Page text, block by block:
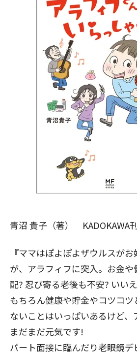
青沼 貴子（著） KADOKAWA
『ママはぽよぽよザウルスが
が、アラフィフに突入。お金
配? 忍び寄る老後も不安? いい
もちろん健康や貯金やコツコ
ないことはいっぱいあるけど、
まだまだ元気です!
パート面接に臨んだり老眼鏡デ